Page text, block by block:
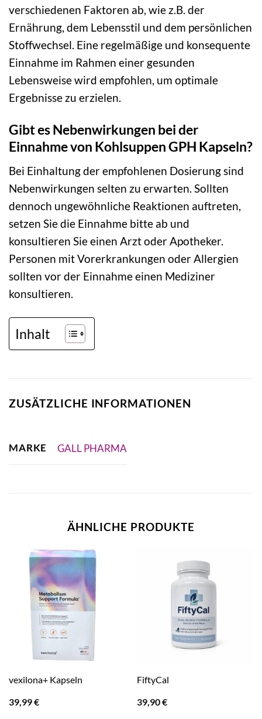
verschiedenen Faktoren ab, wie z.B. der
Ernährung, dem Lebensstil und dem persönlichen
Stoffwechsel. Eine regelmäßige und konsequente
Einnahme im Rahmen einer gesunden
Lebensweise wird empfohlen, um optimale
Ergebnisse zu erzielen.
Gibt es Nebenwirkungen bei der
Einnahme von Kohlsuppen GPH Kapseln?
Bei Einhaltung der empfohlenen Dosierung sind
Nebenwirkungen selten zu erwarten. Sollten
dennoch ungewöhnliche Reaktionen auftreten,
setzen Sie die Einnahme bitte ab und
konsultieren Sie einen Arzt oder Apotheker.
Personen mit Vorerkrankungen oder Allergien
sollten vor der Einnahme einen Mediziner
konsultieren.
Inhalt
ZUSÄTZLICHE INFORMATIONEN
MARKE GALL PHARMA
ÄHNLICHE PRODUKTE
vexilona+ Kapseln
39,99€
FiftyCal
39,90€